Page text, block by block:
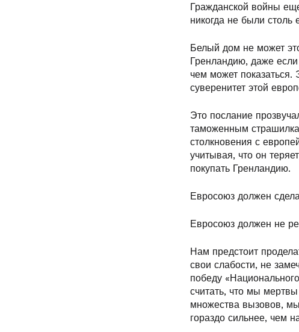
Гражданской войны
никогда не были
Белый дом не может
Гренландию, даже
чем может
суверенитет этой
Это послание
таможенным
столкновения с
учитывая, что он
покупать Гренландию.
Евросоюз должен
Евросоюз должен не
Нам предстоит
свои слабости, не
победу
считать, что мы
множества вызовов,
гораздо сильнее, чем